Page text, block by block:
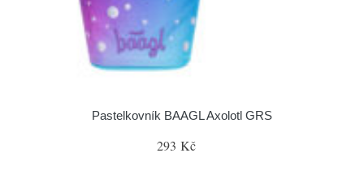
Pastelkovník BAAGL Axolotl GRS
293 Kč